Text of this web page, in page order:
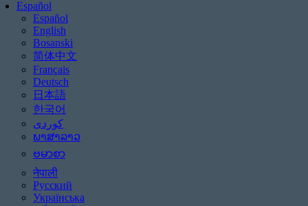
Español
Español
English
Bosanski
简体中文
Français
Deutsch
日本語
한국어
ພາສາລາວ
ဗမာစာ
नेपाली
Русский
Українська
Be aware of scams: WHRC does not make unsolicited phone calls and will
Impacted by the recent wildfires?